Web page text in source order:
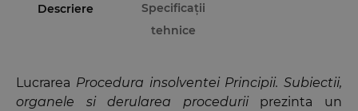
Descriere
Specificații
tehnice
Lucrarea Procedura insolventei Principii. Subiectii,
organele si derularea proceduriiprezinta un